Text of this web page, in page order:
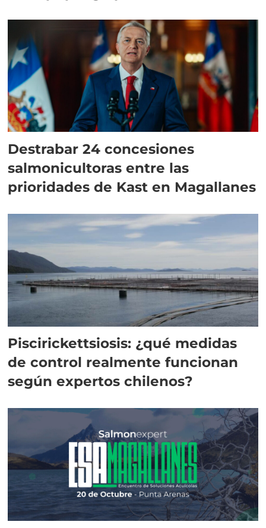
Destrabar 24 concesiones
salmonicultoras entre las
prioridades de Kast en Magallanes
Piscirickettsiosis: ¿qué medidas
de control realmente funcionan
según expertos chilenos?